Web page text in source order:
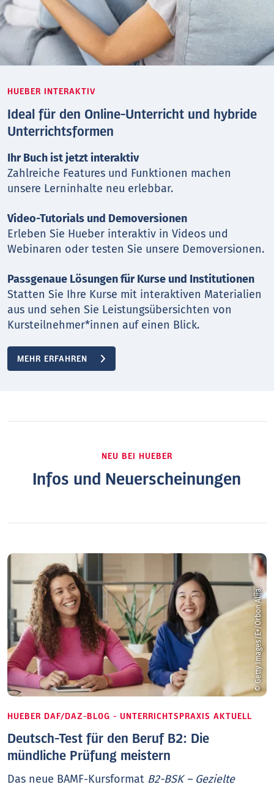
HUEBER INTERAKTIV
Ideal für den Online-Unterricht und hybride
Unterrichtsformen
Ihr Buch ist jetzt interaktiv
Zahlreiche Features und Funktionen machen
unsere Lerninhalte neu erlebbar.
Video-Tutorials und Demoversionen
Erleben Sie Hueber interaktiv in Videos und
Webinaren oder testen Sie unsere Demoversionen.
Passgenaue Lösungen für Kurse und Institutionen
Statten Sie Ihre Kurse mit interaktiven Materialien
aus und sehen Sie Leistungsübersichten von
Kursteilnehmer*innen auf einen Blick.
MEHR ERFAHREN
NEU BEI HUEBER
Infos und Neuerscheinungen
© Getty Images/E+/Orbon Alija
HUEBER DAF/DAZ-BLOG - UNTERRICHTSPRAXIS AKTUELL
Deutsch-Test für den Beruf B2: Die
mündliche Prüfung meistern
Das neue BAMF-Kursformat B2-BSK – Gezielte